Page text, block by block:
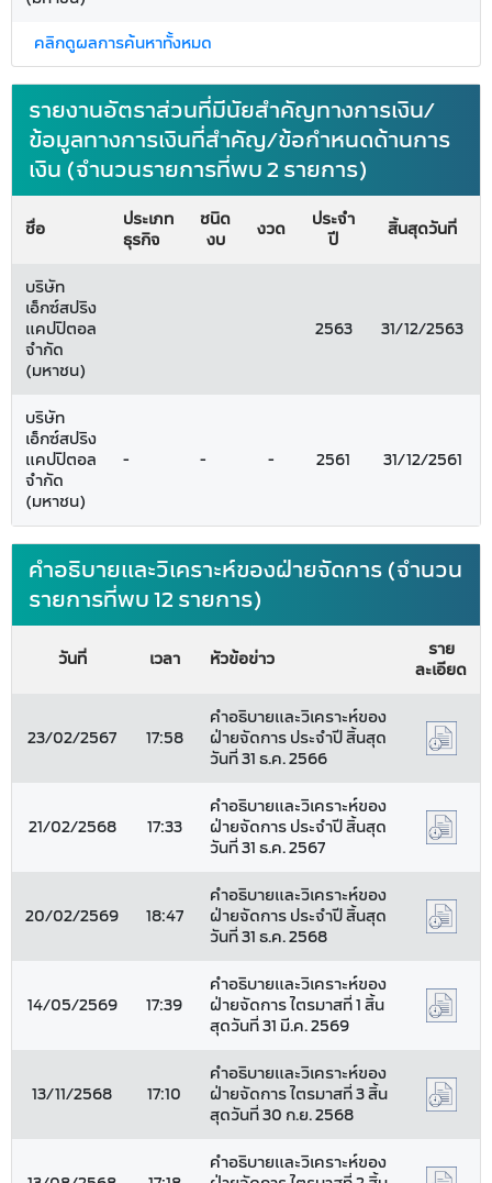
คลิกดูผลการค้นหาทั้งหมด
รายงานอัตราส่วนที่มีนัยสำคัญทางการเงิน/
ข้อมูลทางการเงินที่สำคัญ/ข้อกำหนดด้านการ
เงิน (จำนวนรายการที่พบ 2 รายการ)
ชื่อ
ประเภท
ธุรกิจ
ชนิด
งบ
งวด
ประจำ
ปี
สิ้นสุดวันที่
บริษัท
เอ็กซ์สปริง
แคปปิตอล
จำกัด
(มหาชน)
2563 31/12/2563
บริษัท
เอ็กซ์สปริง
แคปปิตอล
จำกัด
(มหาชน)
- - - 2561 31/12/2561
คำอธิบายและวิเคราะห์ของฝ่ายจัดการ (จำนวน
รายการที่พบ 12 รายการ)
วันที่ เวลา หัวข้อข่าว
ราย
ละเอียด
23/02/2567 17:58
คำอธิบายและวิเคราะห์ของ
ฝ่ายจัดการ ประจำปี สิ้นสุด
วันที่ 31 ธ.ค. 2566
21/02/2568 17:33
คำอธิบายและวิเคราะห์ของ
ฝ่ายจัดการ ประจำปี สิ้นสุด
วันที่ 31 ธ.ค. 2567
20/02/2569 18:47
คำอธิบายและวิเคราะห์ของ
ฝ่ายจัดการ ประจำปี สิ้นสุด
วันที่ 31 ธ.ค. 2568
14/05/2569 17:39
คำอธิบายและวิเคราะห์ของ
ฝ่ายจัดการ ไตรมาสที่ 1 สิ้น
สุดวันที่ 31 มี.ค. 2569
13/11/2568 17:10
คำอธิบายและวิเคราะห์ของ
ฝ่ายจัดการ ไตรมาสที่ 3 สิ้น
สุดวันที่ 30 ก.ย. 2568
คำอธิบายและวิเคราะห์ของ